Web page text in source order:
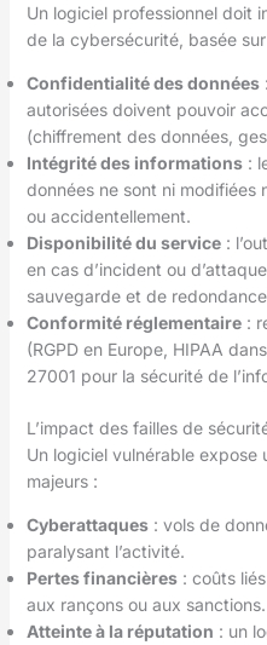
Un logiciel professionnel doit
de la cybersécurité, basée
Confidentialité des données
autorisées doivent pouvoir
(chiffrement des données,
Intégrité des informations:
données ne sont ni modifiées
ou accidentellement.
Disponibilité du service:
en cas d’incident ou
sauvegarde et de
Conformité réglementaire:
(RGPD en Europe, HIPAA
27001 pour la sécurité de
L’impact des failles de
Un logiciel vulnérable expose
majeurs :
Cyberattaques: vols de
paralysant l’activité.
Pertes financières: coûts liés
aux rançons ou aux sanctions.
Atteinte à la réputation : un